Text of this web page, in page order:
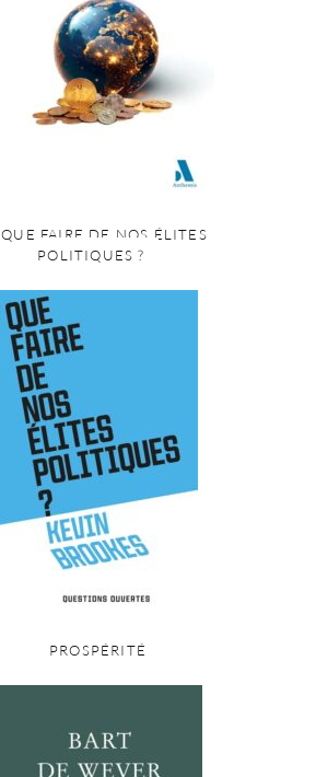
QUE FAIRE DE NOS ÉLITES
POLITIQUES ?
PROSPÉRITÉ